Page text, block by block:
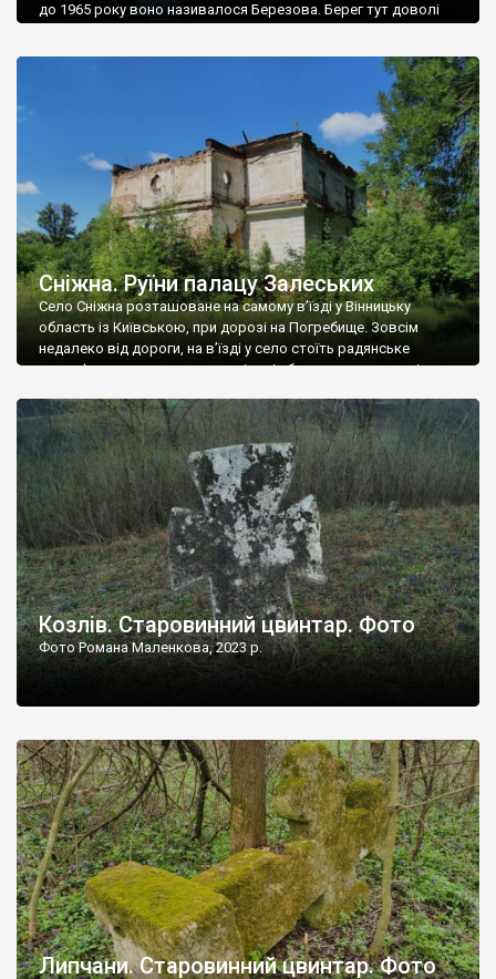
до 1965 року воно називалося Березова. Берег тут доволі
Наддністрянське відрізняється від більшості навколишніх
сіл. У селі є мурована Михайлівська церква. Точної дати […]
Сніжна. Руїни палацу Залеських
Село Сніжна розташоване на самому в’їзді у Вінницьку
область із Київською, при дорозі на Погребище. Зовсім
недалеко від дороги, на в’їзді у село стоїть радянське
рельєфне пано, яке показує жінку і яблуню, а трохи далі, десь
не видно, але видно дві стареньких колії у траві – […]
Козлів. Старовинний цвинтар. Фото
Фото Романа Маленкова, 2023 р.
Липчани. Старовинний цвинтар. Фото